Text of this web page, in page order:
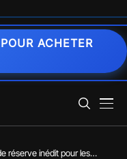
ACHETER
réserve inédit pour les